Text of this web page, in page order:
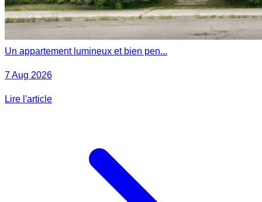
Un appartement lumineux et bien pen...
7 Aug 2026
Lire l'article